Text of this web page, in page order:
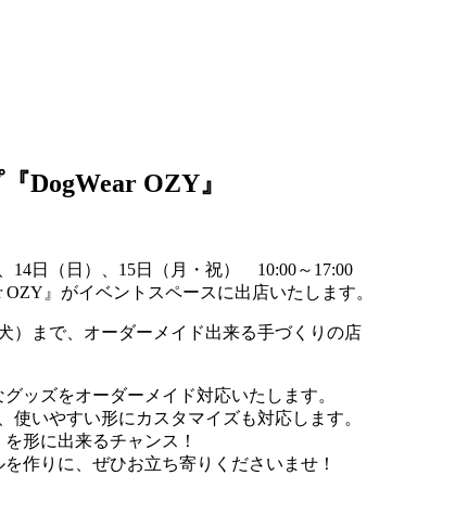
DogWear OZY』
14日（日）、15日（月・祝） 10:00～17:00
』がイベントスペースに出店いたします。
）まで、オーダーメイド出来る手づくりの店
ッズをオーダーメイド対応いたします。
使いやすい形にカスタマイズも対応します。
形に出来るチャンス！
作りに、ぜひお立ち寄りくださいませ！